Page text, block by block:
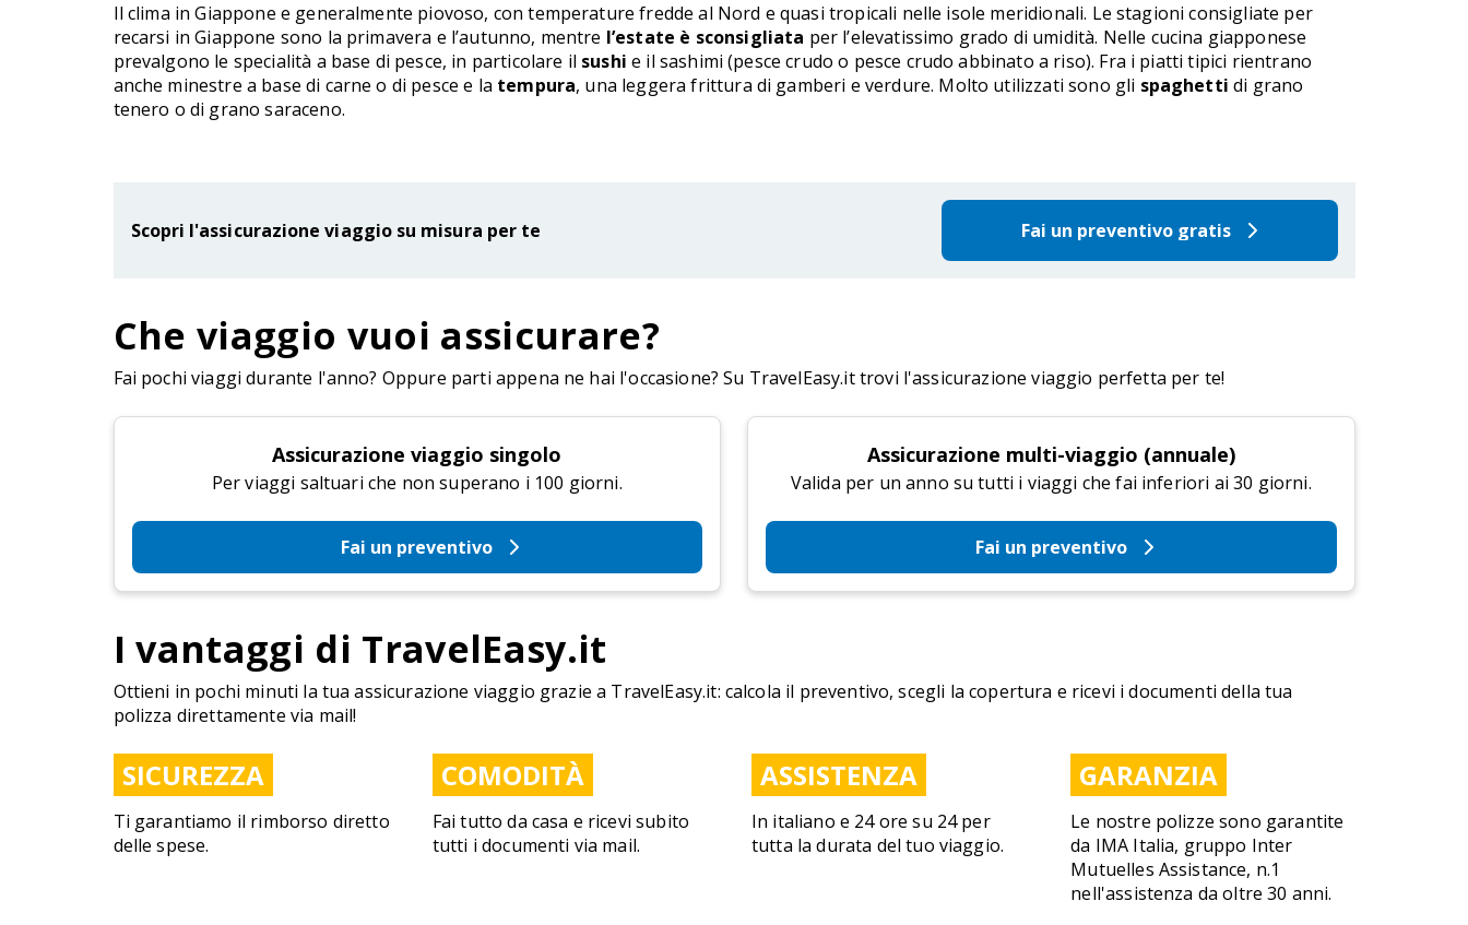
Il clima in Giappone e generalmente piovoso, con temperature fredde al Nord e quasi tropicali nelle isole meridionali. Le stagioni consigliate per
recarsi in Giappone sono la primavera e l’autunno, mentre l’estate è sconsigliata per l’elevatissimo grado di umidità. Nelle cucina giapponese
prevalgono le specialità a base di pesce, in particolare il sushi e il sashimi (pesce crudo o pesce crudo abbinato a riso). Fra i piatti tipici rientrano
anche minestre a base di carne o di pesce e la tempura, una leggera frittura di gamberi e verdure. Molto utilizzati sono gli spaghetti di grano
tenero o di grano saraceno.
Scopri l'assicurazione viaggio su misura per te Fai un preventivo gratis
Che viaggio vuoi assicurare?
Fai pochi viaggi durante l'anno? Oppure parti appena ne hai l'occasione? Su TravelEasy.it trovi l'assicurazione viaggio perfetta per te!
Assicurazione viaggio singolo
Per viaggi saltuari che non superano i 100 giorni.
Fai un preventivo
Assicurazione multi-viaggio (annuale)
Valida per un anno su tutti i viaggi che fai inferiori ai 30 giorni.
Fai un preventivo
I vantaggi di TravelEasy.it
Ottieni in pochi minuti la tua assicurazione viaggio grazie a TravelEasy.it: calcola il preventivo, scegli la copertura e ricevi i documenti della tua
polizza direttamente via mail!
SICUREZZA
Ti garantiamo il rimborso diretto
delle spese.
COMODITÀ
Fai tutto da casa e ricevi subito
tutti i documenti via mail.
ASSISTENZA
In italiano e 24 ore su 24 per
tutta la durata del tuo viaggio.
GARANZIA
Le nostre polizze sono garantite
da IMA Italia, gruppo Inter
Mutuelles Assistance, n.1
nell'assistenza da oltre 30 anni.